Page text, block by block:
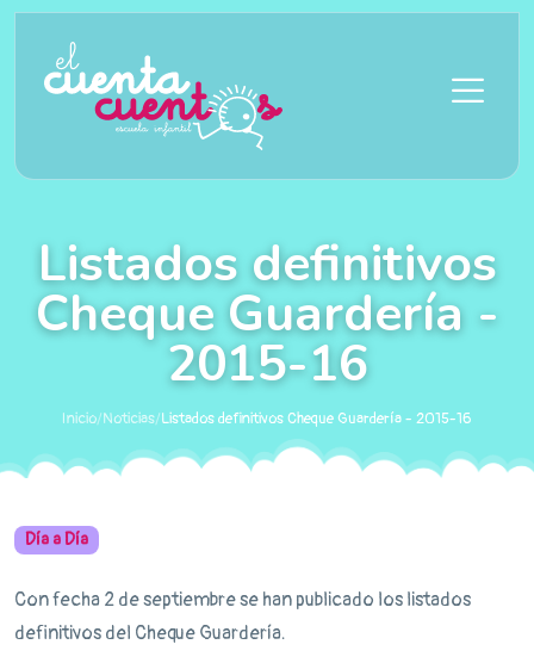
Saltar al contenido principal
Listados definitivos
Cheque Guardería -
2015-16
Inicio/Noticias/Listados definitivos Cheque Guardería - 2015-16
Día a Día
Con fecha 2 de septiembre se han publicado los listados
definitivos del Cheque Guardería.